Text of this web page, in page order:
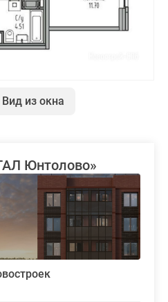
Вид из окна
Юнтолово»